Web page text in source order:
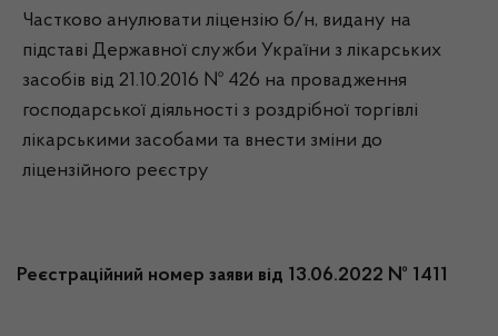
Частково анулювати ліцензію б/н, видану на
підставі Державної служби України з лікарських
засобів від 21.10.2016 № 426 на провадження
господарської діяльності з роздрібної торгівлі
лікарськими засобами та внести зміни до
ліцензійного реєстру
Реєстраційний номер заяви від 13.06.2022 № 1411